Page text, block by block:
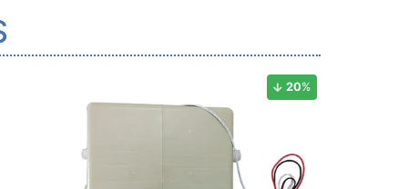
20%